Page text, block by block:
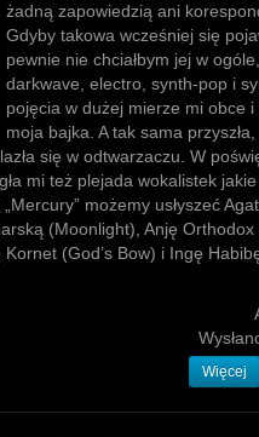
żadną zapowiedzią ani
Gdyby takowa wcześniej się
pewnie nie chciałbym jej w
darkwave, electro, synth-pop i
pojęcia w dużej mierze mi obce i
moja bajka. A tak sama przyszła,
się w odtwarzaczu. W
mi też plejada wokalistek jakie
możemy usłyszeć
(Moonlight), Anję Orthodox
(God’s Bow) i Ingę
Więcej